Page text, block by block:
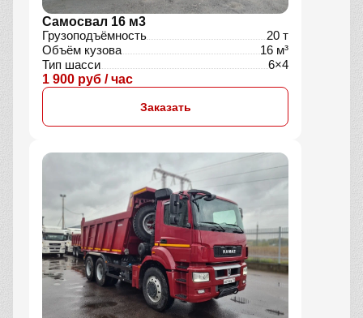
Самосвал 16 м3
Грузоподъёмность
20 т
Объём кузова
16 м³
Тип шасси
6×4
1 900 руб / час
Заказать